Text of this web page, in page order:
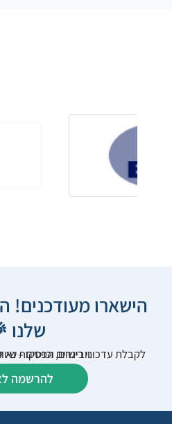
הישארו מעודכנים!
שלנו
לקבלת עדכוני רישום, הפסקות שיווק, כתבות תוכן
להרשמה